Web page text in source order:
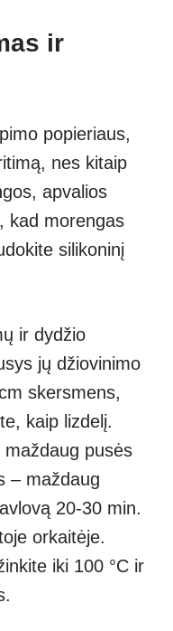
ir
popieriaus,
nes kitaip
apvalios
kad morengas
silikoninį
ir dydžio
jų džiovinimo
skersmens,
kaip lizdelį.
pusės
– maždaug
20-30 min.
orkaitėje.
iki 100 °C ir